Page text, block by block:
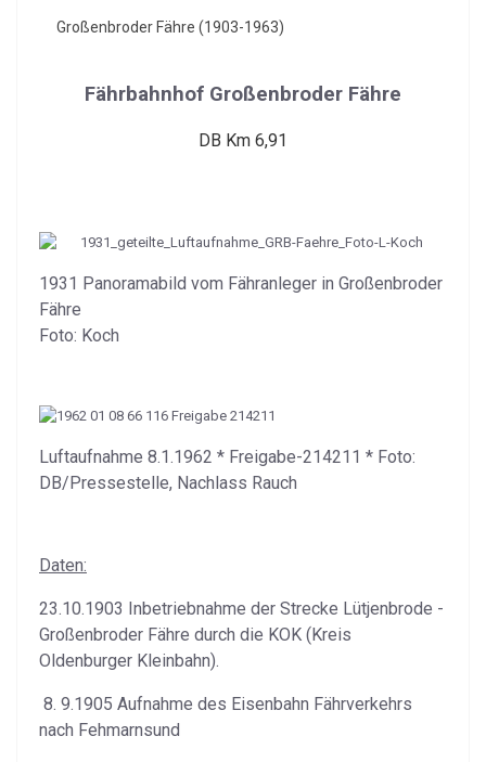
Großenbroder Fähre (1903-1963)
Fährbahnhof Großenbroder Fähre
DB Km 6,91
1931 Panoramabild vom Fähranleger in Großenbroder
Fähre
Foto: Koch
Luftaufnahme 8.1.1962 * Freigabe-214211 * Foto:
DB/Pressestelle, Nachlass Rauch
Daten:
23.10.1903 Inbetriebnahme der Strecke Lütjenbrode -
Großenbroder Fähre durch die KOK (Kreis
Oldenburger Kleinbahn).
8. 9.1905 Aufnahme des Eisenbahn Fährverkehrs
nach Fehmarnsund